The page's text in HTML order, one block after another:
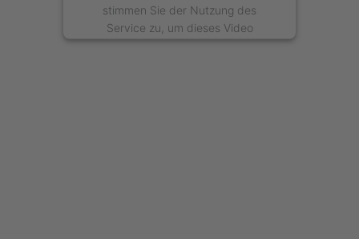
stimmen Sie der Nutzung des
Service zu, um dieses Video
anzusehen.